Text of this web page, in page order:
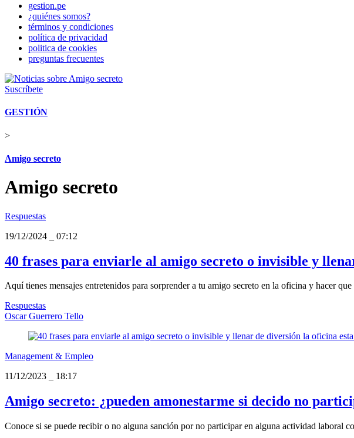
gestion.pe
¿quiénes somos?
términos y condiciones
política de privacidad
politica de cookies
preguntas frecuentes
Suscríbete
GESTIÓN
>
Amigo secreto
Amigo secreto
Respuestas
19/12/2024
07:12
40 frases para enviarle al amigo secreto o invisible y
Aquí tienes mensajes entretenidos para sorprender a tu amigo secreto en la oficina y hacer
Respuestas
Oscar Guerrero Tello
Management & Empleo
11/12/2023
18:17
Amigo secreto: ¿pueden amonestarme si decido no
Conoce si se puede recibir o no alguna sanción por no participar en alguna actividad laboral